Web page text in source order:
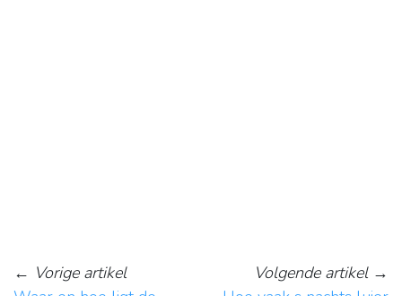
← Vorige artikel
Volgende artikel→